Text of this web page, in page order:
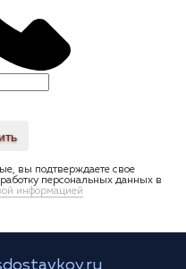
вы подтверждаете свое
персональных данных в
информацией